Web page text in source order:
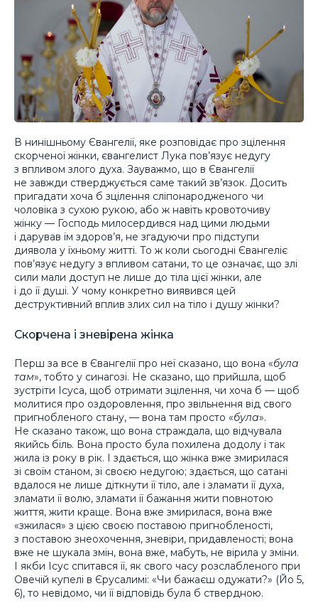
В нинішньому Євангелії, яке розповідає про зцілення
скорченої жінки, євангелист Лука пов’язує недугу
з впливом злого духа. Зауважмо, що в Євангелії
не завжди стверджується саме такий зв’язок. Досить
пригадати хоча б зцілення сліпонародженого чи
чоловіка з сухою рукою, або ж навіть кровоточиву
жінку — Господь милосердився над цими людьми
і дарував їм здоров’я, не згадуючи про підступи
диявола у їхньому житті. То ж коли сьогодні Євангеліє
пов’язує недугу з впливом сатани, то це означає, що злі
сили мали доступ не лише до тіла цієї жінки, але
і до її душі. У чому конкретно виявився цей
деструктивний вплив злих сил на тіло і душу жінки?
Скорчена і зневірена жінка
Перш за все в Євангелії про неї сказано, що вона «була
там», тобто у синагозі. Не сказано, що прийшла, щоб
зустріти Ісуса, щоб отримати зцілення, чи хоча б — щоб
молитися про оздоровлення, про звільнення від свого
пригнобленого стану, — вона там просто «була».
Не сказано також, що вона страждала, що відчувала
якийсь біль. Вона просто була похилена додолу і так
жила із року в рік. І здається, що жінка вже змирилася
зі своїм станом, зі своєю недугою; здається, що сатані
вдалося не лише діткнути її тіло, але і зламати її духа,
зламати її волю, зламати її бажання жити повнотою
життя, жити краще. Вона вже змирилася, вона вже
«зжилася» з цією своєю поставою пригнобленості,
з поставою знеохочення, зневіри, придавленості; вона
вже не шукала змін, вона вже, мабуть, не вірила у зміни.
І якби Ісус спитався її, як свого часу розслабленого при
Овечій купелі в Єрусалимі: «Чи бажаєш одужати?» (Йо 5,
6), то невідомо, чи її відповідь була б ствердною.